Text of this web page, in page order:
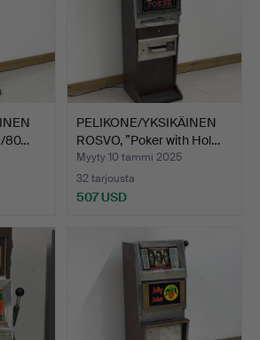
80…
PELIKONE/YKSIKÄINEN
ROSVO, ”Poker with Hol…
Myyty 10 tammi 2025
32 tarjousta
507 USD